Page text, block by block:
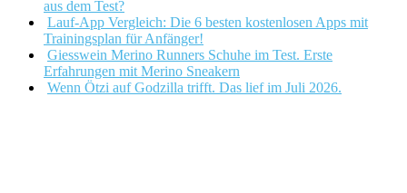
aus dem Test?
Lauf-App Vergleich: Die 6 besten kostenlosen Apps mit
Trainingsplan für Anfänger!
Giesswein Merino Runners Schuhe im Test. Erste
Erfahrungen mit Merino Sneakern
Wenn Ötzi auf Godzilla trifft. Das lief im Juli 2026.